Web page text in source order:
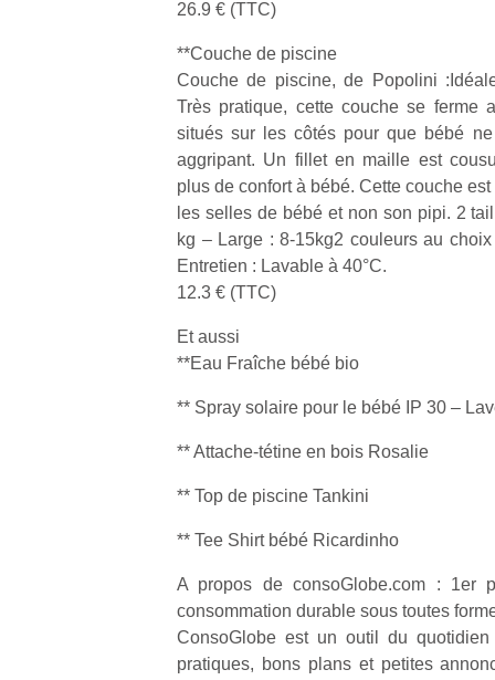
26.9 € (TTC)
**Couche de piscine
Couche de piscine, de Popolini
Très pratique, cette couche se ferme
situés sur les côtés pour que bébé ne
aggripant. Un fillet en maille est
plus de confort à bébé. Cette couche
les selles de bébé et non son pipi. 2
kg – Large : 8-15kg2 couleurs au
Entretien : Lavable à 40°C.
12.3 € (TTC)
Et aussi
**Eau Fraîche bébé bio
** Spray solaire pour le bébé IP 30 –
** Attache-tétine en bois Rosalie
** Top de piscine Tankini
** Tee Shirt bébé Ricardinho
A propos de consoGlobe.com : 1er
consommation durable sous toutes
ConsoGlobe est un outil du
pratiques, bons plans et petites
physique
apprentissage…